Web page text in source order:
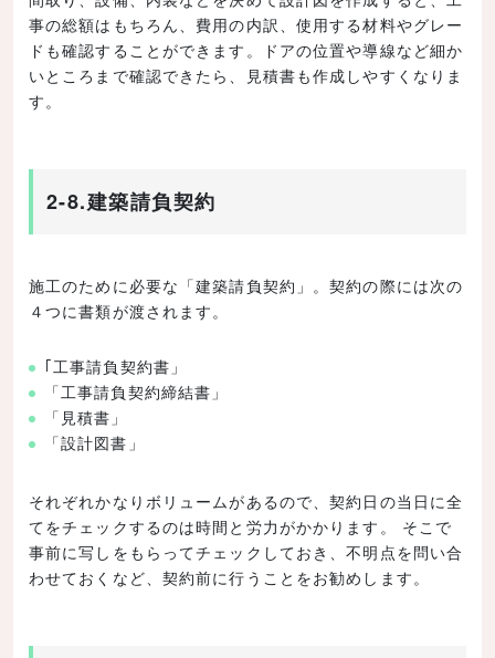
事の総額はもちろん、費用の内訳、使用する材料やグレー
ドも確認することができます。ドアの位置や導線など細か
いところまで確認できたら、見積書も作成しやすくなりま
す。
2-8.建築請負契約
施工のために必要な「建築請負契約」。契約の際には次の
４つに書類が渡されます。
｢工事請負契約書」
「工事請負契約締結書」
「見積書」
「設計図書」
それぞれかなりボリュームがあるので、契約日の当日に全
てをチェックするのは時間と労力がかかります。 そこで
事前に写しをもらってチェックしておき、不明点を問い合
わせておくなど、契約前に行うことをお勧めします。